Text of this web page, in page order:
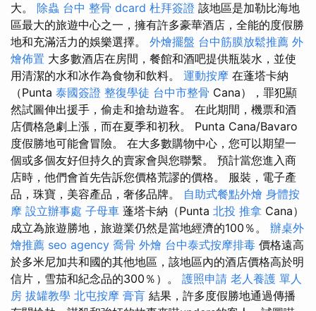
大。 除蟲 台中 整骨 dcard 杜拜簽證 該地區是加勒比海地
區最大的旅遊中心之一，擁有許多豪華酒店，全能的度假勝
地和充滿活力的娛樂選擇。 外燴擺盤 台中筋膜放鬆推薦 外
燴佈置 大多數酒店在房間，餐館和酒吧提供瓶裝水，並使
用清潔的水和冰作為食物和飲料。 運動按摩 在蓬塔卡納
（Punta 泰國簽證 整復學徒 台中市整骨 Cana），罪犯顯
然試圖伸出援手，偷走和搶劫遊客。 在此期間，機票和酒
店價格急劇上漲，而在夏季和初秋。 Punta Cana/Bavaro
度假勝地可能會冒險。 在大多數購物中心，您可以期望一
個或多個友好但持久的賣家會與您聯繫。 預計當您進入商
店時，他們會首先告訴您價格荒謬的價格。 服裝，電子產
品，珠寶，美容產品，奢侈品牌。 自助式餐點外燴 身體按
摩 設立辦事處 子母車 蓬塔卡納（Punta 北投 推拿 Cana）
成立為旅遊勝地，旅遊業仍然是當地經濟的100％。 辦桌外
燴推薦 seo agency 喬骨 外燴 台中泰式按摩排毒 價格遠高
於多米尼加共和國的其他地區，該地區內的酒店價格高於明
信片，雪茄和紀念品的300％）。 護照申請 老人養護 單人
房 拔罐教學 北屯按摩 膏肓 結果，許多度假勝地通過傳播